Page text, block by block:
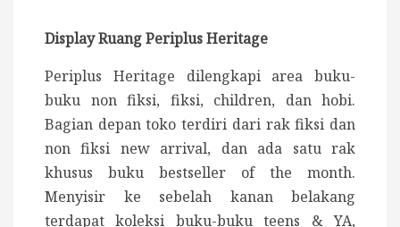
Display Ruang Periplus Heritage
Periplus Heritage dilengkapi area buku-
buku non fiksi, fiksi, children, dan hobi.
Bagian depan toko terdiri dari rak fiksi dan
non fiksi new arrival, dan ada satu rak
khusus buku bestseller of the month.
Menyisir ke sebelah kanan belakang
terdapat koleksi buku-buku teens & YA,